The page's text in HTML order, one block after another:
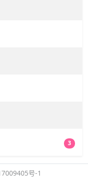
3
号-1